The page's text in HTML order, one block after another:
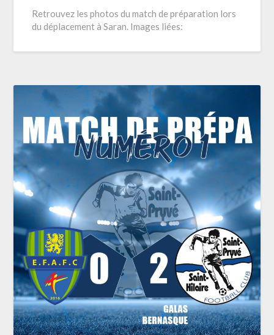
Retrouvez les photos du match de préparation lors
du déplacement à Saran. Images liées: